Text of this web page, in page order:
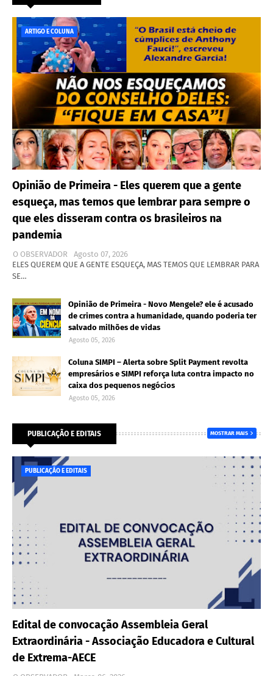
ARTIGO E COLUNA
Opinião de Primeira - Eles querem que a gente
esqueça, mas temos que lembrar para sempre o
que eles disseram contra os brasileiros na
pandemia
O OBSERVADOR
Agosto 07, 2026
ELES QUEREM QUE A GENTE ESQUEÇA, MAS TEMOS QUE LEMBRAR PARA
SE…
Opinião de Primeira - Novo Mengele? ele é acusado
de crimes contra a humanidade, quando poderia ter
salvado milhões de vidas
Agosto 05, 2026
Coluna SIMPI – Alerta sobre Split Payment revolta
empresários e SIMPI reforça luta contra impacto no
caixa dos pequenos negócios
Agosto 05, 2026
PUBLICAÇÃO E EDITAIS MOSTRAR MAIS
PUBLICAÇÃO E EDITAIS
Edital de convocação Assembleia Geral
Extraordinária - Associação Educadora e Cultural
de Extrema-AECE